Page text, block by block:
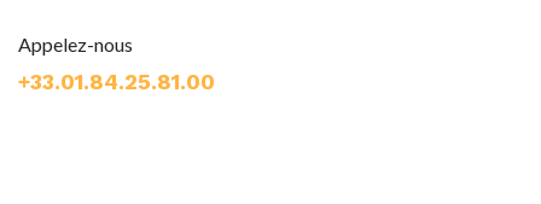
Appelez-nous
+33.01.84.25.81.00